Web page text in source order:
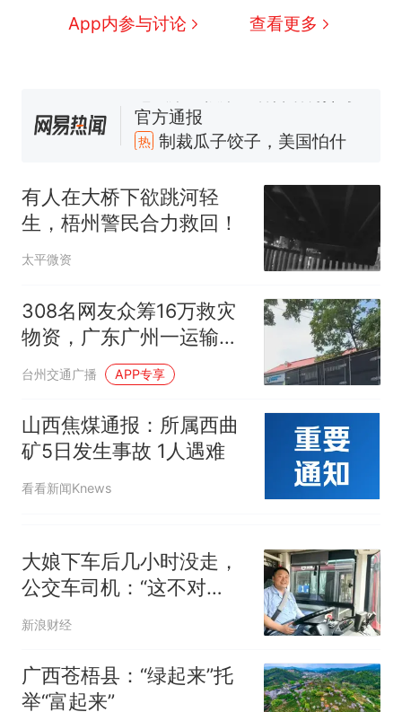
App内参与讨论 查看更多
热 制裁瓜子饺子，美国怕什
么？
号，仅凭视频评出？中国烹饪
协会回应
那个在床头放菜刀的女孩，因
老师一句“跟我回家”改写了人
男子上山采菌偶然发现鸡枞菌
140多朵
美国渔民钓获鲨鱼徒手将其拽
回大海 目击者直呼震惊 （视频
来源：参考消息）
笔试第一被第二名传话劝弃考
官方通报
么？
有人在大桥下欲跳河轻
生，梧州警民合力救回！
太平微资
308名网友众筹16万救灾
物资，广东广州一运输企
业被指私换横幅独占公益
署名，警方认定未达刑事
诈骗立案标准，企业回
应：未收书面禁止约定
台州交通广播 APP专享
山西焦煤通报：所属西曲
矿5日发生事故 1人遇难
看看新闻Knews
大娘下车后几小时没走，
公交车司机：“这不对
劲！”
新浪财经
广西苍梧县：“绿起来”托
举“富起来”